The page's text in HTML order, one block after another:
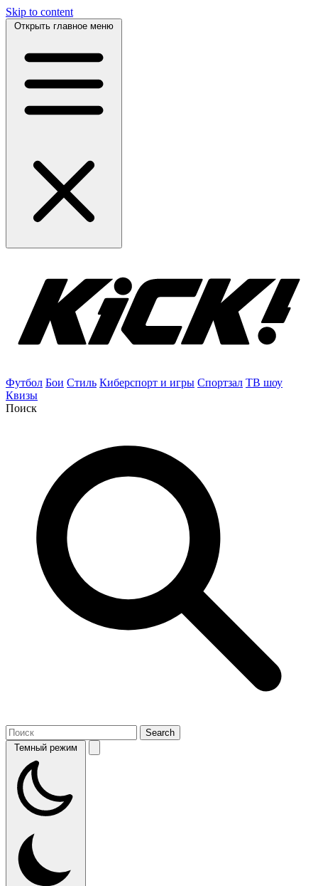
Skip to content
Открыть главное меню
Футбол Бои Стиль Киберспорт и игры Спортзал ТВ шоу
Квизы
Поиск
Темный режим